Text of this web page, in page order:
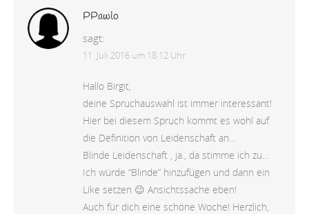
PPawlo
sagt:
11. Juli 2016 um 18:12 Uhr
Hallo Birgit,
deine Spruchauswahl ist immer interessant!
Hier bei diesem Spruch kommt es wohl auf
die Definition von Leidenschaft an…
Blinde Leidenschaft , ja., da stimme ich zu…
Ich würde “Blinde” hinzufügen und dann ein
Like setzen 😉 Ansichtssache eben!
Auch für dich eine schöne Woche! Herzlich,